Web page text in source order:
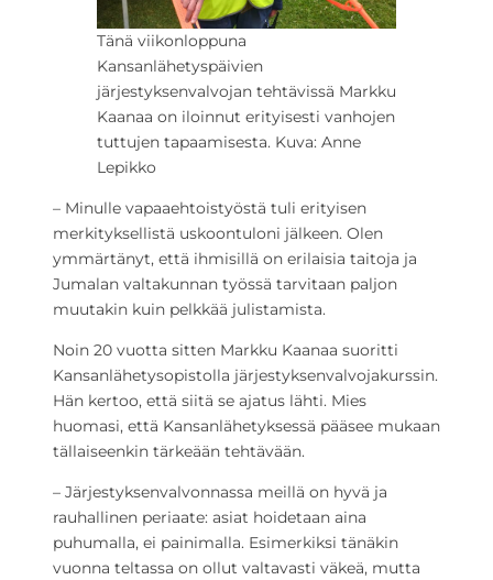
Tänä viikonloppuna
Kansanlähetyspäivien
järjestyksenvalvojan tehtävissä Markku
Kaanaa on iloinnut erityisesti vanhojen
tuttujen tapaamisesta. Kuva: Anne
Lepikko
– Minulle vapaaehtoistyöstä tuli erityisen
merkityksellistä uskoontuloni jälkeen. Olen
ymmärtänyt, että ihmisillä on erilaisia taitoja ja
Jumalan valtakunnan työssä tarvitaan paljon
muutakin kuin pelkkää julistamista.
Noin 20 vuotta sitten Markku Kaanaa suoritti
Kansanlähetysopistolla järjestyksenvalvojakurssin.
Hän kertoo, että siitä se ajatus lähti. Mies
huomasi, että Kansanlähetyksessä pääsee mukaan
tällaiseenkin tärkeään tehtävään.
– Järjestyksenvalvonnassa meillä on hyvä ja
rauhallinen periaate: asiat hoidetaan aina
puhumalla, ei painimalla. Esimerkiksi tänäkin
vuonna teltassa on ollut valtavasti väkeä, mutta